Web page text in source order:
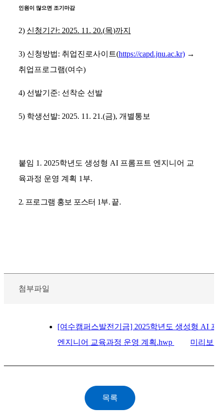
인원이 많으면 조기마감
2) 신청기간: 2025. 11. 20.(목)까지
3) 신청방법: 취업진로사이트(https://capd.jnu.ac.kr) →
취업프로그램(여수)
4) 선발기준: 선착순 선발
5) 학생선발: 2025. 11. 21.(금), 개별통보
붙임 1. 2025학년도 생성형 AI 프롬프트 엔지니어 교
육과정 운영 계획 1 부.
2. 프로그램 홍보 포스터 1부. 끝.
첨부파일
[여수캠퍼스발전기금] 2025학년도 생성형 AI
엔지니어 교육과정 운영 계획.hwp
미리보